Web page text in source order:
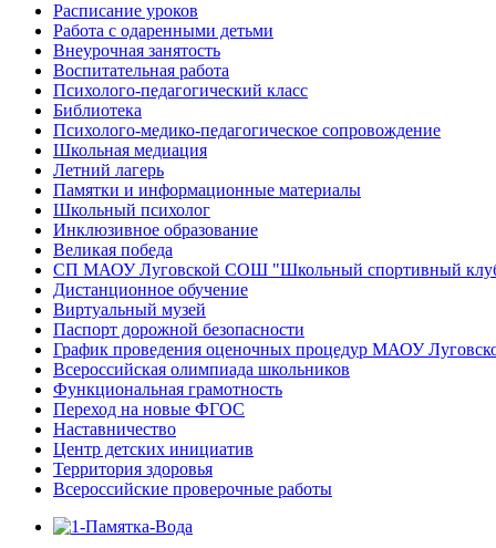
Расписание уроков
Работа с одаренными детьми
Внеурочная занятость
Воспитательная работа
Психолого-педагогический класс
Библиотека
Психолого-медико-педагогическое сопровождение
Школьная медиация
Летний лагерь
Памятки и информационные материалы
Школьный психолог
Инклюзивное образование
Великая победа
СП МАОУ Луговской СОШ "Школьный спортивный
Дистанционное обучение
Виртуальный музей
Паспорт дорожной безопасности
График проведения оценочных процедур МАОУ
Всероссийская олимпиада школьников
Функциональная грамотность
Переход на новые ФГОС
Наставничество
Центр детских инициатив
Территория здоровья
Всероссийские проверочные работы